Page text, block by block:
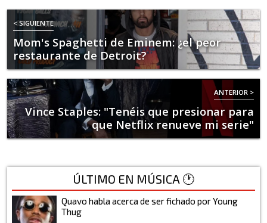
< SIGUIENTE
Mom's Spaghetti de Eminem: ¿el peor
restaurante de Detroit?
ANTERIOR >
Vince Staples: "Tenéis que presionar para
que Netflix renueve mi serie"
ÚLTIMO EN MÚSICA 🕐
Quavo habla acerca de ser fichado por Young
Thug